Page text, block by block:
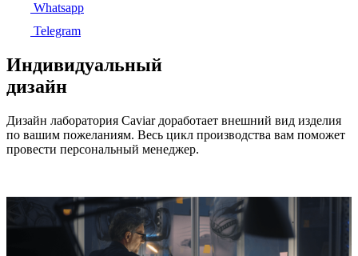
Whatsapp
Telegram
Индивидуальный
дизайн
Дизайн лаборатория Caviar доработает внешний вид изделия
по вашим пожеланиям. Весь цикл производства вам поможет
провести персональный менеджер.